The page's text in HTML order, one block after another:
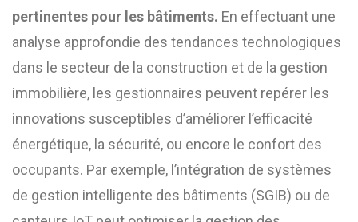
pertinentes pour les bâtiments. En effectuant une
analyse approfondie des tendances technologiques
dans le secteur de la construction et de la gestion
immobilière, les gestionnaires peuvent repérer les
innovations susceptibles d’améliorer l’efficacité
énergétique, la sécurité, ou encore le confort des
occupants. Par exemple, l’intégration de systèmes
de gestion intelligente des bâtiments (SGIB) ou de